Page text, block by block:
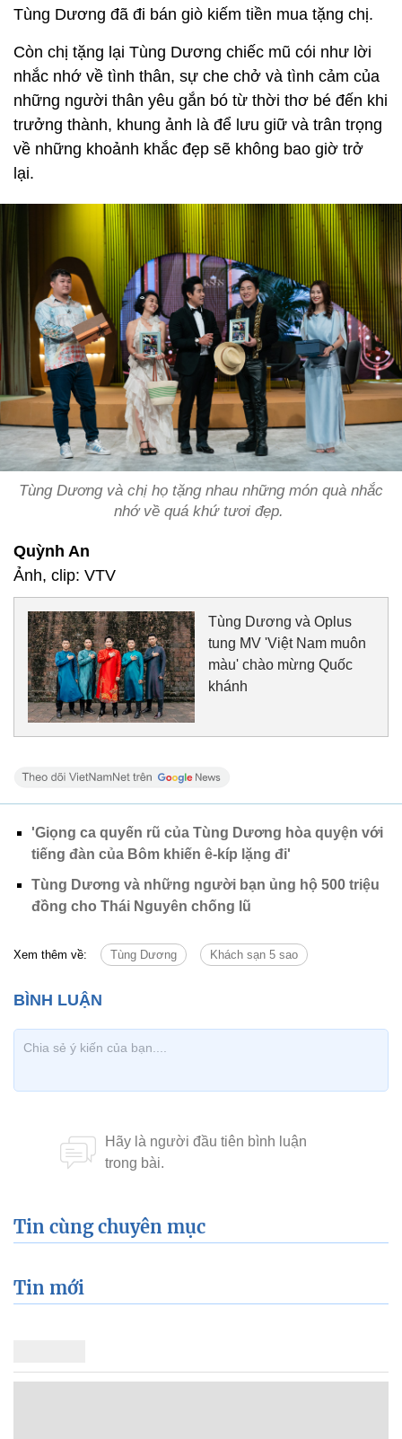
Tùng Dương đã đi bán giò kiếm tiền mua tặng chị.
Còn chị tặng lại Tùng Dương chiếc mũ cói như lời
nhắc nhớ về tình thân, sự che chở và tình cảm của
những người thân yêu gắn bó từ thời thơ bé đến khi
trưởng thành, khung ảnh là để lưu giữ và trân trọng
về những khoảnh khắc đẹp sẽ không bao giờ trở
lại.
Tùng Dương và chị họ tặng nhau những món quà nhắc
nhớ về quá khứ tươi đẹp.
Quỳnh An
Ảnh, clip: VTV
Tùng Dương và Oplus
tung MV 'Việt Nam muôn
màu' chào mừng Quốc
khánh
'Giọng ca quyến rũ của Tùng Dương hòa quyện với
tiếng đàn của Bôm khiến ê-kíp lặng đi'
Tùng Dương và những người bạn ủng hộ 500 triệu
đồng cho Thái Nguyên chống lũ
Xem thêm về: Tùng Dương Khách sạn 5 sao
Tin cùng chuyên mục
Tin mới